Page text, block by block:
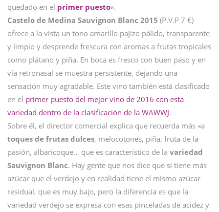
quedado en el primer puesto«.
Castelo de Medina Sauvignon Blanc 2015 (P.V.P 7 €)
ofrece a la vista un tono amarillo pajizo pálido, transparente
y limpio y desprende frescura con aromas a frutas tropicales
como plátano y piña. En boca es fresco con buen paso y en
vía retronasal se muestra persistente, dejando una
sensación muy agradable. Este vino también está clasificado
en el primer puesto del mejor vino de 2016 con esta
variedad dentro de la clasificación de la WAWWJ.
Sobre él, el director comercial explica que recuerda más «a
toques de frutas dulces, melocotones, piña, fruta de la
pasión, albaricoque… que es característico de la variedad
Sauvignon Blanc. Hay gente que nos dice que si tiene más
azúcar que el verdejo y en realidad tiene el mismo azúcar
residual, que es muy bajo, pero la diferencia es que la
variedad verdejo se expresa con esas pinceladas de acidez y